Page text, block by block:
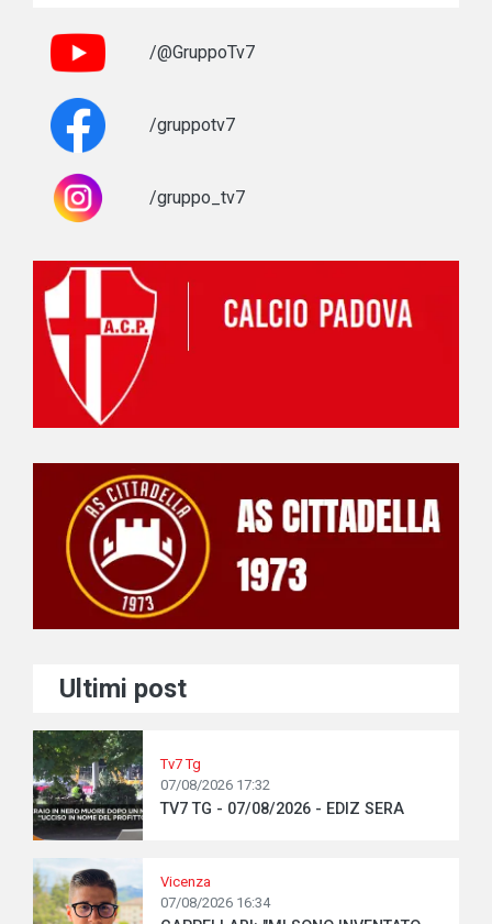
/@GruppoTv7
/gruppotv7
/gruppo_tv7
Ultimi post
Tv7 Tg
07/08/2026 17:32
TV7 TG - 07/08/2026 - EDIZ SERA
Vicenza
07/08/2026 16:34